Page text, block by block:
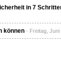
in 7
können - Freitag, Juni